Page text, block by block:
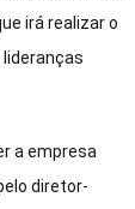
irá realizar o
a empresa
diretor-